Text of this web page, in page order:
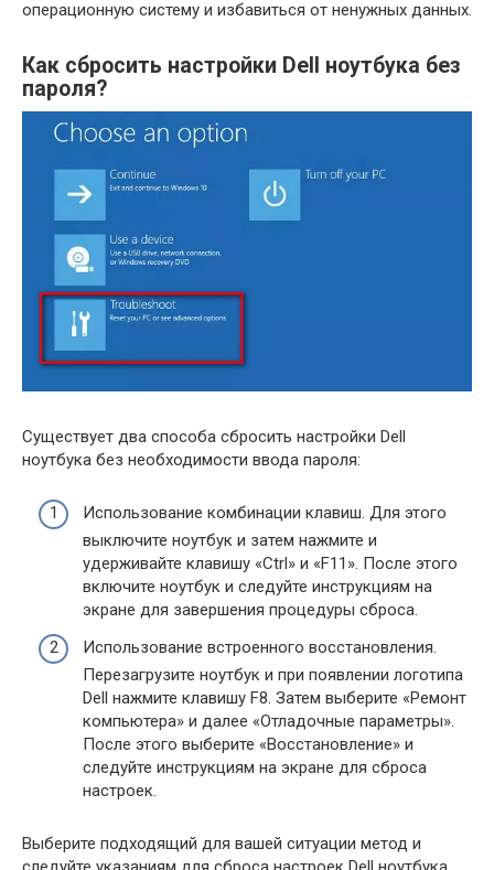
операционную систему и избавиться от ненужных данных.
Как сбросить настройки Dell ноутбука без
пароля?
Существует два способа сбросить настройки Dell
ноутбука без необходимости ввода пароля:
Использование комбинации клавиш. Для этого
выключите ноутбук и затем нажмите и
удерживайте клавишу «Ctrl» и «F11». После этого
включите ноутбук и следуйте инструкциям на
экране для завершения процедуры сброса.
Использование встроенного восстановления.
Перезагрузите ноутбук и при появлении логотипа
Dell нажмите клавишу F8. Затем выберите «Ремонт
компьютера» и далее «Отладочные параметры».
После этого выберите «Восстановление» и
следуйте инструкциям на экране для сброса
настроек.
Выберите подходящий для вашей ситуации метод и